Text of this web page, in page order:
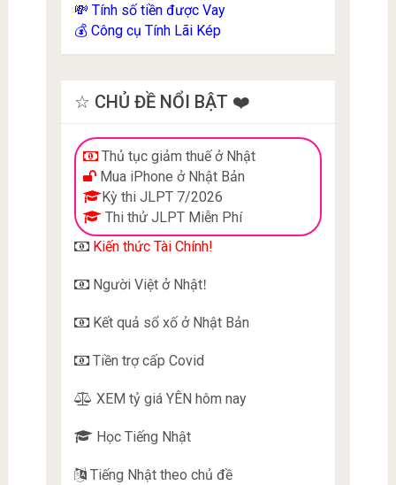
💸 Tính số tiền được Vay
💰 Công cụ Tính Lãi Kép
☆ CHỦ ĐỀ NỔI BẬT ❤️
Thủ tục giảm thuế ở Nhật
Mua iPhone ở Nhật Bản
Kỳ thi JLPT 7/2026
Thi thử JLPT Miễn Phí
Kiến thức Tài Chính!
Người Việt ở Nhật!
Kết quả sổ xố ở Nhật Bản
Tiền trợ cấp Covid
XEM tỷ giá YÊN hôm nay
Học Tiếng Nhật
Tiếng Nhật theo chủ đề